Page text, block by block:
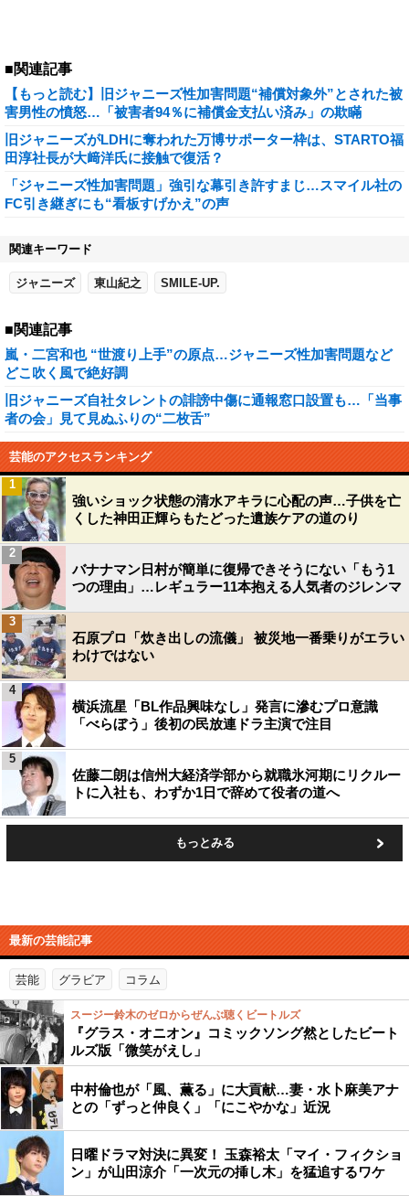
■関連記事
【もっと読む】旧ジャニーズ性加害問題“補償対象外”とされた被
害男性の憤怒…「被害者94％に補償金支払い済み」の欺瞞
旧ジャニーズがLDHに奪われた万博サポーター枠は、STARTO福
田淳社長が大﨑洋氏に接触で復活？
「ジャニーズ性加害問題」強引な幕引き許すまじ…スマイル社の
FC引き継ぎにも“看板すげかえ”の声
関連キーワード
ジャニーズ 東山紀之 SMILE-UP.
■関連記事
嵐・二宮和也 “世渡り上手”の原点…ジャニーズ性加害問題など
どこ吹く風で絶好調
旧ジャニーズ自社タレントの誹謗中傷に通報窓口設置も…「当事
者の会」見て見ぬふりの“二枚舌”
芸能のアクセスランキング
強いショック状態の清水アキラに心配の声…子供を亡
くした神田正輝らもたどった遺族ケアの道のり
1
バナナマン日村が簡単に復帰できそうにない「もう1
つの理由」…レギュラー11本抱える人気者のジレンマ
2
石原プロ「炊き出しの流儀」 被災地一番乗りがエラい
わけではない
3
横浜流星「BL作品興味なし」発言に滲むプロ意識
「べらぼう」後初の民放連ドラ主演で注目
4
佐藤二朗は信州大経済学部から就職氷河期にリクルー
トに入社も、わずか1日で辞めて役者の道へ
5
もっとみる
最新の芸能記事
芸能 グラビア コラム
スージー鈴木のゼロからぜんぶ聴くビートルズ
『グラス・オニオン』コミックソング然としたビート
ルズ版「微笑がえし」
中村倫也が「風、薫る」に大貢献…妻・水卜麻美アナ
との「ずっと仲良く」「にこやかな」近況
日曜ドラマ対決に異変！ 玉森裕太「マイ・フィクショ
ン」が山田涼介「一次元の挿し木」を猛追するワケ